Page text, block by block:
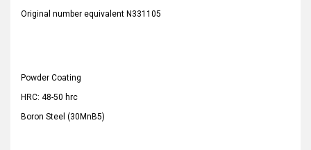
Original number equivalent N331105
Powder Coating
HRC: 48-50 hrc
Boron Steel (30MnB5)